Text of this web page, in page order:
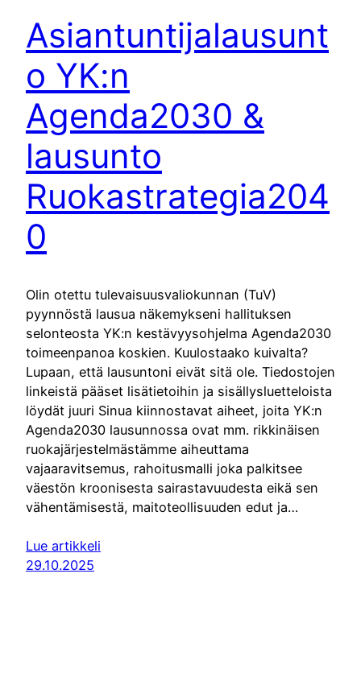
Asiantuntijalausunt
o YK:n
Agenda2030 &
lausunto
Ruokastrategia204
0
Olin otettu tulevaisuusvaliokunnan (TuV)
pyynnöstä lausua näkemykseni hallituksen
selonteosta YK:n kestävyysohjelma Agenda2030
toimeenpanoa koskien. Kuulostaako kuivalta?
Lupaan, että lausuntoni eivät sitä ole. Tiedostojen
linkeistä pääset lisätietoihin ja sisällysluetteloista
löydät juuri Sinua kiinnostavat aiheet, joita YK:n
Agenda2030 lausunnossa ovat mm. rikkinäisen
ruokajärjestelmästämme aiheuttama
vajaaravitsemus, rahoitusmalli joka palkitsee
väestön kroonisesta sairastavuudesta eikä sen
vähentämisestä, maitoteollisuuden edut ja…
Lue artikkeli
29.10.2025